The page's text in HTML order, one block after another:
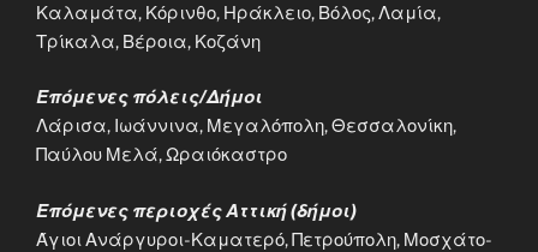
Καλαμάτα, Κόρινθο, Ηράκλειο, Βόλος, Λαμία,
Τρίκαλα, Βέροια, Κοζάνη
Επόμενες πόλεις/Δήμοι
Λάρισα, Ιωάννινα, Μεγαλόπολη, Θεσσαλονίκη,
Παύλου Μελά, Ωραιόκαστρο
Επόμενες περιοχές Αττική (δήμοι)
Άγιοι Ανάργυροι-Καματερό, Πετρούπολη, Μοσχάτο-